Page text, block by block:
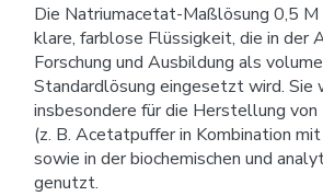
Die Natriumacetat-Maßlösung 0,5
klare, farblose Flüssigkeit, die in der
Forschung und Ausbildung als
Standardlösung eingesetzt wird. Sie
insbesondere für die Herstellung
(z. B. Acetatpuffer in Kombination mit
sowie in der biochemischen und
genutzt.